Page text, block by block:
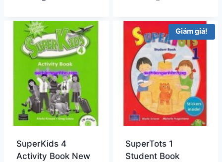
302.000 ₫.
tại
là:
271.000 ₫.
SuperKids 4
Activity Book New
Giảm giá!
SuperTots 1
Student Book